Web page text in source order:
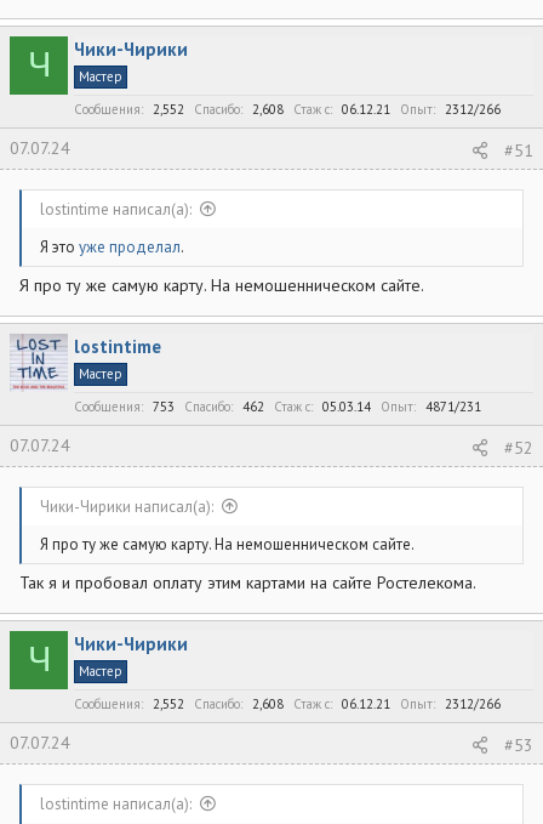
Ч Чики-Чирики
Мастер
Сообщения
2,552 Спасибо 2,608 Стаж c 06.12.21 Опыт 2312/266
07.07.24 #51
lostintime написал(а):
Я это уже проделал.
Я про ту же самую карту. На немошенническом сайте.
lostintime
Мастер
Сообщения
753 Спасибо 462 Стаж c 05.03.14 Опыт 4871/231
07.07.24 #52
Чики-Чирики написал(а):
Я про ту же самую карту. На немошенническом сайте.
Так я и пробовал оплату этим картами на сайте Ростелекома.
Ч Чики-Чирики
Мастер
Сообщения
2,552 Спасибо 2,608 Стаж c 06.12.21 Опыт 2312/266
07.07.24 #53
lostintime написал(а):